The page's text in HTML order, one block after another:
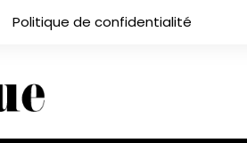
Politique de confidentialité